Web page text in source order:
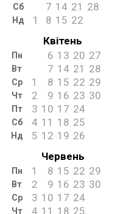
Сб 7 14 21 28
Нд 1 8 15 22
Квітень
Пн 6 13 20 27
Вт 7 14 21 28
Ср 1 8 15 22 29
Чт 2 9 16 23 30
Пт 3 10 17 24
Сб 4 11 18 25
Нд 5 12 19 26
Червень
Пн 1 8 15 22 29
Вт 2 9 16 23 30
Ср 3 10 17 24
Чт 4 11 18 25